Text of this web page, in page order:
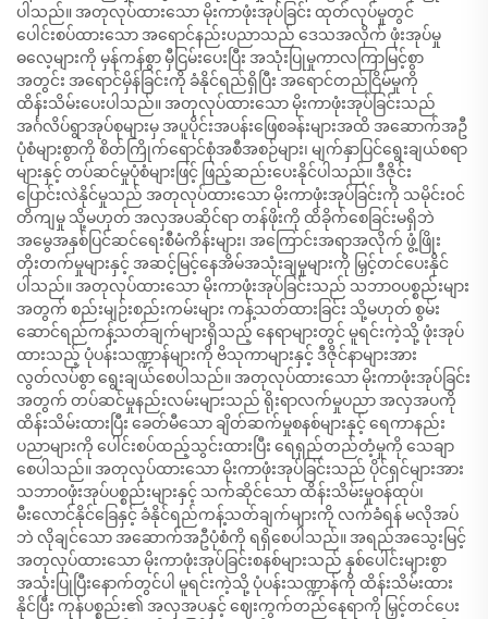
ပါသည်။ အတုလုပ်ထားသော မိုးကာဖုံးအုပ်ခြင်း ထုတ်လုပ်မှုတွင်
ပေါင်းစပ်ထားသော အရောင်နည်းပညာသည် ဒေသအလိုက် ဖုံးအုပ်မှု
ဓလေ့များကို မှန်ကန်စွာ မှီငြမ်းပေးပြီး အသုံးပြုမှုကာလကြာမြင့်စွာ
အတွင်း အရောင်မှိန်ခြင်းကို ခံနိုင်ရည်ရှိပြီး အရောင်တည်ငြိမ်မှုကို
ထိန်းသိမ်းပေးပါသည်။ အတုလုပ်ထားသော မိုးကာဖုံးအုပ်ခြင်းသည်
အင်္ဂလိပ်ရွာအုပ်စုများမှ အပူပိုင်းအပန်းဖြေစခန်းများအထိ အဆောက်အဦ
ပုံစံများစွာကို စိတ်ကြိုက်ရောင်စုံအစီအစဉ်များ၊ မျက်နှာပြင်ရွေးချယ်စရာ
များနှင့် တပ်ဆင်မှုပုံစံများဖြင့် ဖြည့်ဆည်းပေးနိုင်ပါသည်။ ဒီဇိုင်း
ပြောင်းလဲနိုင်မှုသည် အတုလုပ်ထားသော မိုးကာဖုံးအုပ်ခြင်းကို သမိုင်းဝင်
တိကျမှု သို့မဟုတ် အလှအပဆိုင်ရာ တန်ဖိုးကို ထိခိုက်စေခြင်းမရှိဘဲ
အမွေအနှစ်ပြင်ဆင်ရေးစီမံကိန်းများ၊ အကြောင်းအရာအလိုက် ဖွံ့ဖြိုး
တိုးတက်မှုများနှင့် အဆင့်မြင့်နေအိမ်အသုံးချမှုများကို မြှင့်တင်ပေးနိုင်
ပါသည်။ အတုလုပ်ထားသော မိုးကာဖုံးအုပ်ခြင်းသည် သဘာဝပစ္စည်းများ
အတွက် စည်းမျဉ်းစည်းကမ်းများ ကန့်သတ်ထားခြင်း သို့မဟုတ် စွမ်း
ဆောင်ရည်ကန့်သတ်ချက်များရှိသည့် နေရာများတွင် မူရင်းကဲ့သို့ ဖုံးအုပ်
ထားသည့် ပုံပန်းသဏ္ဍာန်များကို ဗိသုကာများနှင့် ဒီဇိုင်နာများအား
လွတ်လပ်စွာ ရွေးချယ်စေပါသည်။ အတုလုပ်ထားသော မိုးကာဖုံးအုပ်ခြင်း
အတွက် တပ်ဆင်မှုနည်းလမ်းများသည် ရိုးရာလက်မှုပညာ အလှအပကို
ထိန်းသိမ်းထားပြီး ခေတ်မီသော ချိတ်ဆက်မှုစနစ်များနှင့် ရေကာနည်း
ပညာများကို ပေါင်းစပ်ထည့်သွင်းထားပြီး ရေရှည်တည်တံ့မှုကို သေချာ
စေပါသည်။ အတုလုပ်ထားသော မိုးကာဖုံးအုပ်ခြင်းသည် ပိုင်ရှင်များအား
သဘာဝဖုံးအုပ်ပစ္စည်းများနှင့် သက်ဆိုင်သော ထိန်းသိမ်းမှုဝန်ထုပ်၊
မီးလောင်နိုင်ခြေနှင့် ခံနိုင်ရည်ကန့်သတ်ချက်များကို လက်ခံရန် မလိုအပ်
ဘဲ လိုချင်သော အဆောက်အဦပုံစံကို ရရှိစေပါသည်။ အရည်အသွေးမြင့်
အတုလုပ်ထားသော မိုးကာဖုံးအုပ်ခြင်းစနစ်များသည် နှစ်ပေါင်းများစွာ
အသုံးပြုပြီးနောက်တွင်ပါ မူရင်းကဲ့သို့ ပုံပန်းသဏ္ဍာန်ကို ထိန်းသိမ်းထား
နိုင်ပြီး ကုန်ပစ္စည်း၏ အလှအပနှင့် ဈေးကွက်တည်နေရာကို မြှင့်တင်ပေး